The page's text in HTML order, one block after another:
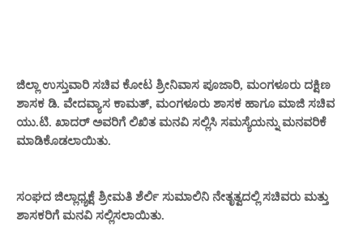
ಜಿಲ್ಲಾ ಉಸ್ತುವಾರಿ ಸಚಿವ ಕೋಟ ಶ್ರೀನಿವಾಸ ಪೂಜಾರಿ, ಮಂಗಳೂರು ದಕ್ಷಿಣ
ಶಾಸಕ ಡಿ. ವೇದವ್ಯಾಸ ಕಾಮತ್, ಮಂಗಳೂರು ಶಾಸಕ ಹಾಗೂ ಮಾಜಿ ಸಚಿವ
ಯು.ಟಿ. ಖಾದರ್ ಅವರಿಗೆ ಲಿಖಿತ ಮನವಿ ಸಲ್ಲಿಸಿ ಸಮಸ್ಯೆಯನ್ನು ಮನವರಿಕೆ
ಮಾಡಿಕೊಡಲಾಯಿತು.
ಸಂಘದ ಜಿಲ್ಲಾಧ್ಯಕ್ಷೆ ಶ್ರೀಮತಿ ಶೆರ್ಲಿ ಸುಮಾಲಿನಿ ನೇತೃತ್ವದಲ್ಲಿ ಸಚಿವರು ಮತ್ತು
ಶಾಸಕರಿಗೆ ಮನವಿ ಸಲ್ಲಿಸಲಾಯಿತು.